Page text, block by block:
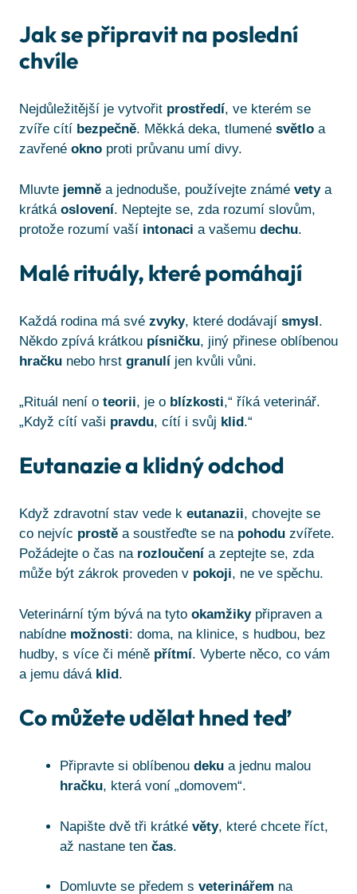
Jak se připravit na poslední
chvíle
Nejdůležitější je vytvořit prostředí, ve kterém se
zvíře cítí bezpečně. Měkká deka, tlumené světlo a
zavřené okno proti průvanu umí divy.
Mluvte jemně a jednoduše, používejte známé vetya
krátká oslovení. Neptejte se, zda rozumí slovům,
protože rozumí vaší intonaci a vašemu dechu.
Malé rituály, které pomáhají
Každá rodina má své zvyky, které dodávají smysl.
Někdo zpívá krátkou písničku, jiný přinese oblíbenou
hračku nebo hrst granulí jen kvůli vůni.
„Rituál není o teorii, je o blízkosti,“ říká veterinář.
„Když cítí vaši pravdu, cítí i svůj klid.“
Eutanazie a klidný odchod
Když zdravotní stav vede k eutanazii, chovejte se
co nejvíc prostě a soustřeďte se na pohodu zvířete.
Požádejte o čas na rozloučení a zeptejte se, zda
může být zákrok proveden v pokoji, ne ve spěchu.
Veterinární tým bývá na tyto okamžikypřipraven a
nabídne možnosti: doma, na klinice, s hudbou, bez
hudby, s více či méně přítmí. Vyberte něco, co vám
a jemu dává klid.
Co můžete udělat hned teď
Připravte si oblíbenou deku a jednu malou
hračku, která voní „domovem“.
Napište dvě tři krátké věty, které chcete říct,
až nastane ten čas.
Domluvte se předem s veterinářem na